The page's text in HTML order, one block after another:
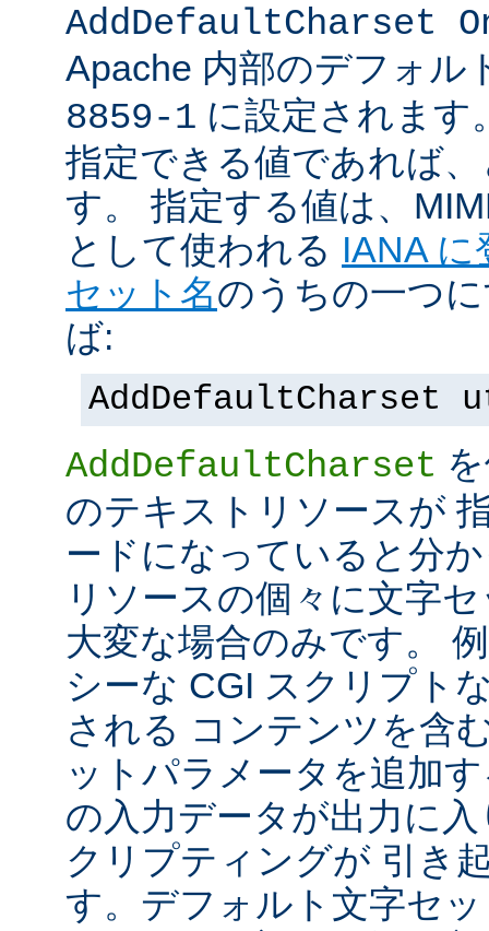
AddDefaultCharset
Apache 内部のデフォル
8859-1 に設定されま
指定できる値であれば
す。 指定する値は、
として使われる IANA
セット名のうちの一つ
ば:
AddDefaultCharset
AddDefaultCharset
のテキストリソースが
ードになっていると分
リソースの個々に文字
大変な場合のみです。
シーな CGI スクリプト
される コンテンツを含
ットパラメータを追加
の入力データが出力に
クリプティングが 引き
す。デフォルト文字セ